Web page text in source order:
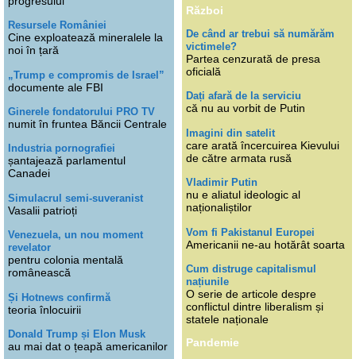
Resursele României
Cine exploatează mineralele la
noi în țară
„Trump e compromis de Israel”
documente ale FBI
Ginerele fondatorului PRO TV
numit în fruntea Băncii Centrale
Industria pornografiei
șantajează parlamentul
Canadei
Simulacrul semi-suveranist
Vasalii patrioți
Venezuela, un nou moment
revelator
pentru colonia mentală
românească
Și Hotnews confirmă
teoria înlocuirii
Donald Trump și Elon Musk
au mai dat o țeapă americanilor
Război
De când ar trebui să numărăm
victimele?
Partea cenzurată de presa
oficială
Dați afară de la serviciu
că nu au vorbit de Putin
Imagini din satelit
care arată încercuirea Kievului
de către armata rusă
Vladimir Putin
nu e aliatul ideologic al
naționaliștilor
Vom fi Pakistanul Europei
Americanii ne-au hotărât soarta
Cum distruge capitalismul
națiunile
O serie de articole despre
conflictul dintre liberalism și
statele naționale
Pandemie